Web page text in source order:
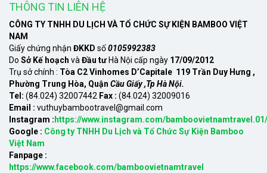
THÔNG TIN LIÊN HỆ
CÔNG TY TNHH DU LỊCH VÀ TỔ CHỨC SỰ KIỆN BAMBOO VIỆT
NAM
Giấy chứng nhận ĐKKD số0105992383
Do Sở Kế hoạch vàĐầu tư Hà Nội cấp ngày 17/09/2012
Trụ sở chính : Tòa C2 Vinhomes D’Capitale 119 Trần Duy Hưng ,
Phường Trung Hòa, Quận Cầu Giấy ,Tp Hà Nội.
Tel: (84.024) 32007442 Fax : (84.024) 32009016
Email : vuthuybambootravel@gmail.com
Instagram : https://www.instagram.com/bamboovietnamtravel.01/
Google : Công ty TNHH Du Lịch và Tổ Chức Sự Kiện Bamboo
Việt Nam
Fanpage :
https://www.facebook.com/bamboovietnamtravel